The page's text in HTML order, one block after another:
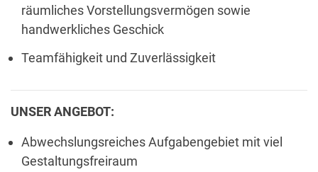
räumliches Vorstellungsvermögen sowie
handwerkliches Geschick
Teamfähigkeit und Zuverlässigkeit
UNSER ANGEBOT:
Abwechslungsreiches Aufgabengebiet mit viel
Gestaltungsfreiraum